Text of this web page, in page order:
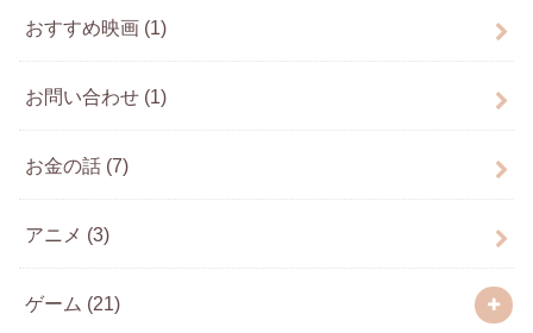
おすすめ映画 (1)
お問い合わせ (1)
お金の話 (7)
アニメ (3)
ゲーム (21)